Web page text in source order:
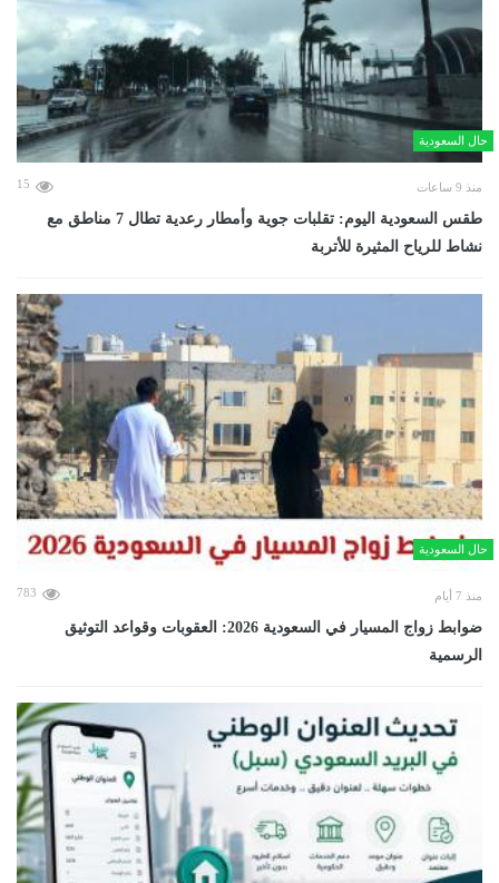
حال السعودية
منذ 9 ساعات 15
طقس السعودية اليوم: تقلبات جوية وأمطار رعدية تطال 7 مناطق مع
نشاط للرياح المثيرة للأتربة
حال السعودية
منذ 7 أيام 783
ضوابط زواج المسيار في السعودية 2026: العقوبات وقواعد التوثيق
الرسمية